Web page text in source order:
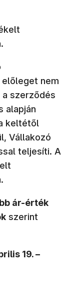
nem
szerződés
alapján
keltétől
Vállakozó
teljesíti. A
ár-érték
szerint
19. –